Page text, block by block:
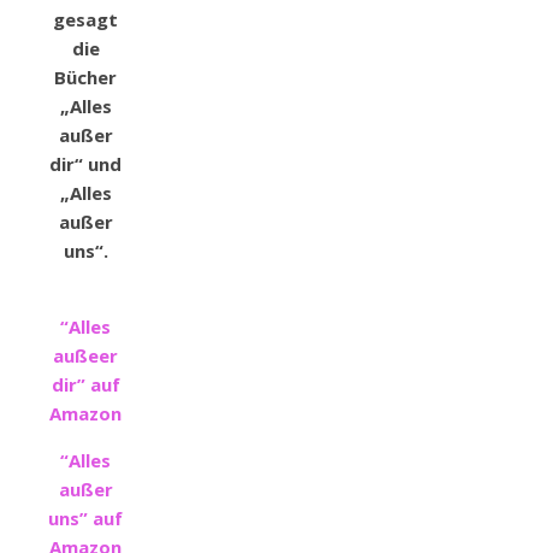
gesagt
die
Bücher
„Alles
außer
dir“ und
„Alles
außer
uns“.
“Alles
außeer
dir” auf
Amazon
“Alles
außer
uns” auf
Amazon